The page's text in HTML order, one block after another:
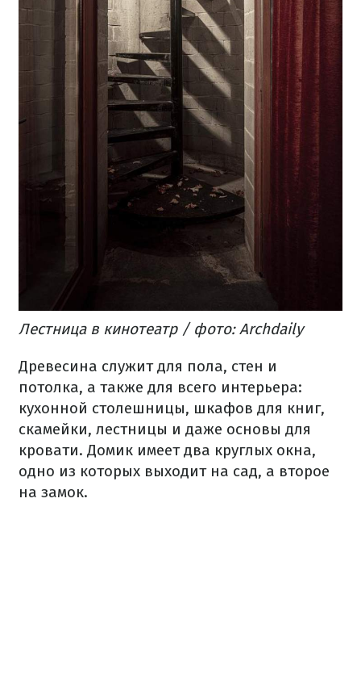
Лестница в кинотеатр / фото: Archdaily
Древесина служит для пола, стен и
потолка, а также для всего интерьера:
кухонной столешницы, шкафов для книг,
скамейки, лестницы и даже основы для
кровати. Домик имеет два круглых окна,
одно из которых выходит на сад, а второе
на замок.